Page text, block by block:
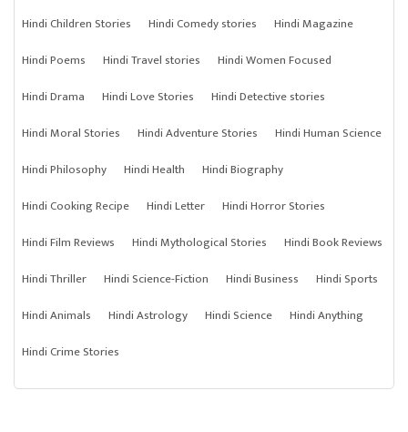
Hindi Children Stories
Hindi Comedy stories
Hindi Magazine
Hindi Poems
Hindi Travel stories
Hindi Women Focused
Hindi Drama
Hindi Love Stories
Hindi Detective stories
Hindi Moral Stories
Hindi Adventure Stories
Hindi Human Science
Hindi Philosophy
Hindi Health
Hindi Biography
Hindi Cooking Recipe
Hindi Letter
Hindi Horror Stories
Hindi Film Reviews
Hindi Mythological Stories
Hindi Book Reviews
Hindi Thriller
Hindi Science-Fiction Hindi Business
Hindi Sports
Hindi Animals
Hindi Astrology Hindi Science
Hindi Anything
Hindi Crime Stories